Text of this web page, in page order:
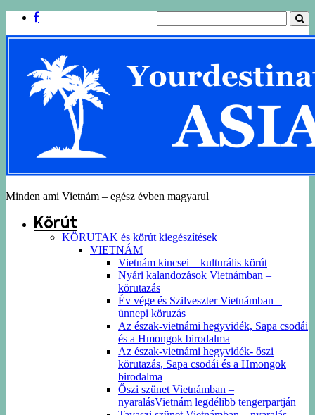
Minden ami Vietnám – egész évben magyarul
Körút
KÖRUTAK és körút kiegészítések
VIETNÁM
Vietnám kincsei – kulturális körút
Nyári kalandozások Vietnámban –
körutazás
Év vége és Szilveszter Vietnámban –
ünnepi köruzás
Az észak-vietnámi hegyvidék, Sapa csodái
és a Hmongok birodalma
Az észak-vietnámi hegyvidék- őszi
körutazás, Sapa csodái és a Hmongok
birodalma
Őszi szünet Vietnámban –
nyaralásVietnám legdélibb tengerpartján